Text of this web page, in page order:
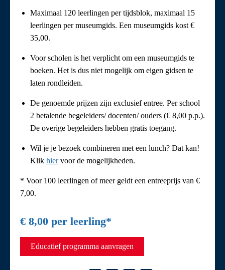
Maximaal 120 leerlingen per tijdsblok, maximaal 15
leerlingen per museumgids. Een museumgids kost €
35,00.
Voor scholen is het verplicht om een museumgids te
boeken. Het is dus niet mogelijk om eigen gidsen te
laten rondleiden.
De genoemde prijzen zijn exclusief entree. Per school
2 betalende begeleiders/ docenten/ ouders (€ 8,00 p.p.).
De overige begeleiders hebben gratis toegang.
Wil je je bezoek combineren met een lunch? Dat kan!
Klik hiervoor de mogelijkheden.
* Voor 100 leerlingen of meer geldt een entreeprijs van €
7,00.
€ 8,00 per leerling*
Educatief programma aanvragen